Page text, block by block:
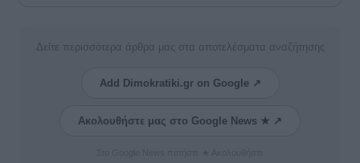
Δείτε περισσότερα άρθρα μας στα αποτελέσματα αναζήτησης
Add Dimokratiki.gr on Google ↗
Ακολουθήστε μας στο Google News ★ ↗